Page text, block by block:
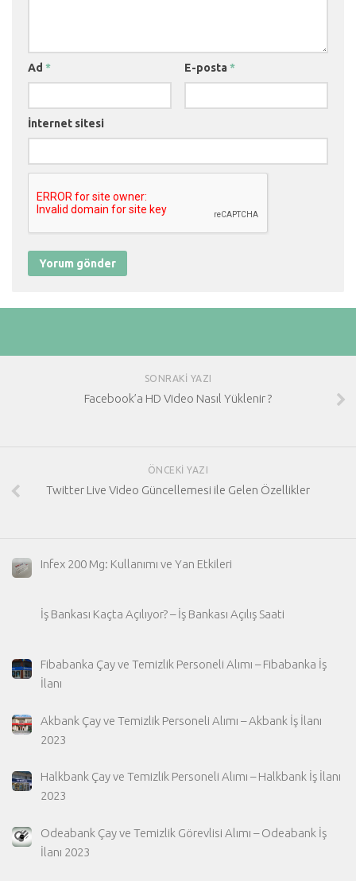
Ad * E-posta *
İnternet sitesi
SONRAKI YAZI
Facebook’a HD Video Nasıl Yüklenir ?
ÖNCEKI YAZI
Twitter Live Video Güncellemesi ile Gelen Özellikler
Infex 200 Mg: Kullanımı ve Yan Etkileri
İş Bankası Kaçta Açılıyor? – İş Bankası Açılış Saati
Fibabanka Çay ve Temizlik Personeli Alımı – Fibabanka İş
İlanı
Akbank Çay ve Temizlik Personeli Alımı – Akbank İş İlanı
2023
Halkbank Çay ve Temizlik Personeli Alımı – Halkbank İş İlanı
2023
Odeabank Çay ve Temizlik Görevlisi Alımı – Odeabank İş
İlanı 2023